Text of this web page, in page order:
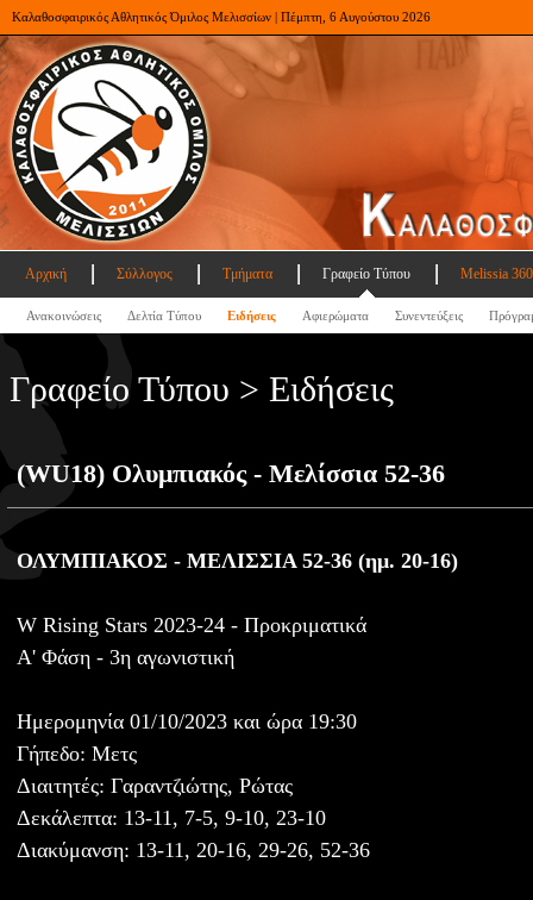
Καλαθοσφαιρικός Αθλητικός Όμιλος Μελισσίων | Πέμπτη, 6 Αυγούστου 2026
Αρχική Σύλλογος Τμήματα Γραφείο Τύπου Melissia
Ανακοινώσεις Δελτία Τύπου Ειδήσεις Αφιερώματα Συνεντεύξεις
Γραφείο Τύπου > Ειδήσεις
(WU18) Ολυμπιακός - Μελίσσια 52-36
ΟΛΥΜΠΙΑΚΟΣ - ΜΕΛΙΣΣΙΑ 52-36 (ημ. 20-16)
W Rising Stars 2023-24 - Προκριματικά
Α' Φάση - 3η αγωνιστική
Ημερομηνία 01/10/2023 και ώρα 19:30
Γήπεδο: Μετς
Διαιτητές: Γαραντζιώτης, Ρώτας
Δεκάλεπτα: 13-11, 7-5, 9-10, 23-10
Διακύμανση: 13-11, 20-16, 29-26, 52-36